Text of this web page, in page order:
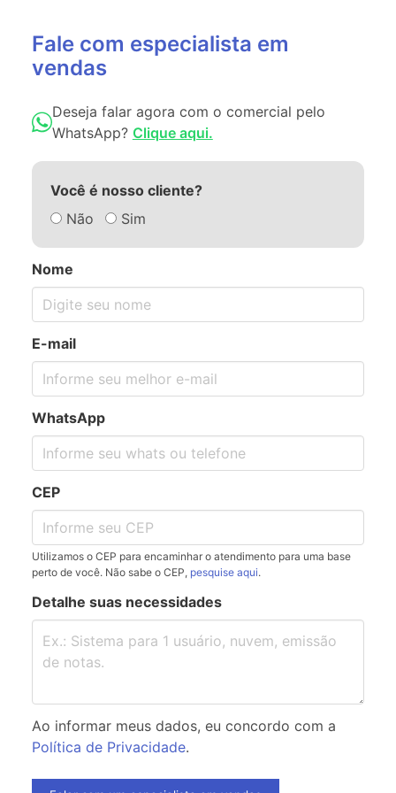
Fale com especialista em
vendas
Deseja falar agora com o comercial pelo
WhatsApp? Clique aqui.
Você é nosso cliente?
Não
Sim
Nome
E-mail
WhatsApp
CEP
Utilizamos o CEP para encaminhar o atendimento para uma base
perto de você. Não sabe o CEP, pesquise aqui.
Detalhe suas necessidades
Ao informar meus dados, eu concordo com a
Política de Privacidade.